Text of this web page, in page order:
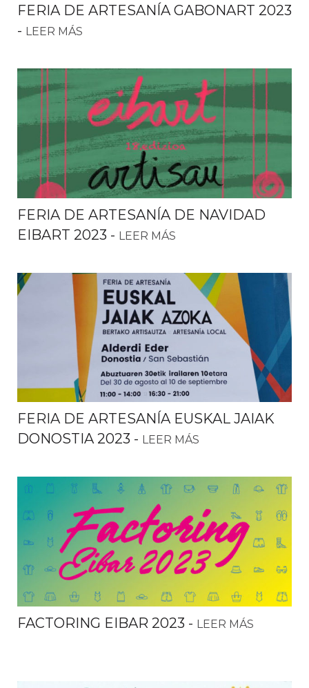
FERIA DE ARTESANÍA GABONART 2023
- LEER MÁS
FERIA DE ARTESANÍA DE NAVIDAD
EIBART 2023 - LEER MÁS
FERIA DE ARTESANÍA EUSKAL JAIAK
DONOSTIA 2023 - LEER MÁS
FACTORING EIBAR 2023 - LEER MÁS